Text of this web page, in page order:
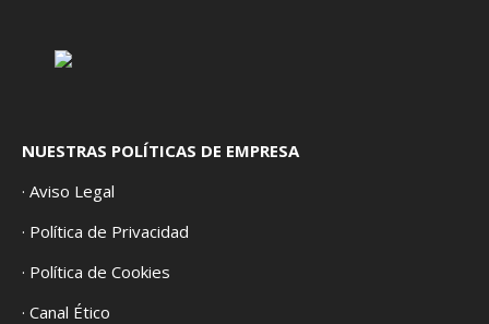
NUESTRAS POLÍTICAS DE EMPRESA
· Aviso Legal
· Política de Privacidad
· Política de Cookies
· Canal Ético